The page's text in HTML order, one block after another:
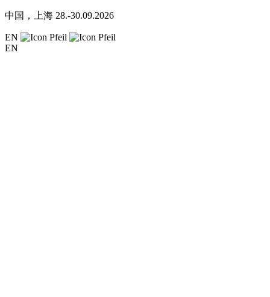
中国，上海 28.-30.09.2026
EN
EN